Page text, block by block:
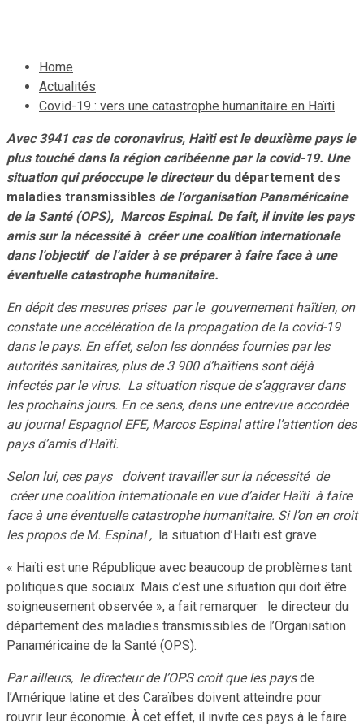
Home
Actualités
Covid-19 : vers une catastrophe humanitaire en Haïti
Avec 3941 cas de coronavirus, Haïti est le deuxième pays le
plus touché dans la région caribéenne par la covid-19. Une
situation qui préoccupe le directeurdu département des
maladies transmissibles de l’organisation Panaméricaine
de la Santé (OPS), Marcos Espinal. De fait, il invite les pays
amis sur la nécessité à créer une coalition internationale
dans l’objectif de l’aider à se préparer à faire face à une
éventuelle catastrophe humanitaire.
En dépit des mesures prises par le gouvernement haïtien, on
constate une accélération de la propagation de la covid-19
dans le pays. En effet, selon les données fournies par les
autorités sanitaires, plus de 3 900 d’haïtiens sont déjà
infectés par le virus. La situation risque de s’aggraver dans
les prochains jours. En ce sens, dans une entrevue accordée
au journal Espagnol EFE, Marcos Espinal attire l’attention des
pays d’amis d’Haïti.
Selon lui, ces pays doivent travailler sur la nécessité de
créer une coalition internationale en vue d’aider Haïti à faire
face à une éventuelle catastrophe humanitaire. Si l’on en croit
les propos de M. Espinal , la situation d’Haïti est grave.
« Haïti est une République avec beaucoup de problèmes tant
politiques que sociaux. Mais c’est une situation qui doit être
soigneusement observée », a fait remarquer le directeur du
département des maladies transmissibles de l’Organisation
Panaméricaine de la Santé (OPS).
Par ailleurs, le directeur de l’OPS croit que les paysde
l’Amérique latine et des Caraïbes doivent atteindre pour
rouvrir leur économie. À cet effet, il invite ces pays à le faire